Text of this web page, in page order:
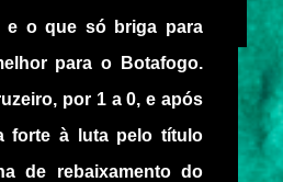
e o que só briga para
para o Botafogo.
por 1 a 0, e após
forte à luta pelo título
de rebaixamento do